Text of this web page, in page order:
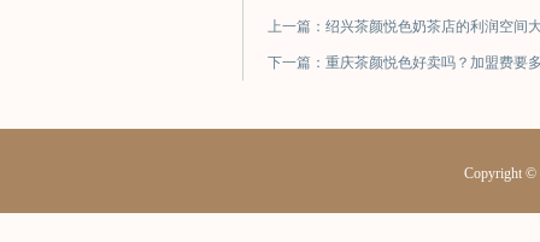
上一篇：绍兴茶颜悦色奶茶店的利润空间
下一篇：重庆茶颜悦色好卖吗？加盟费要
Copyright